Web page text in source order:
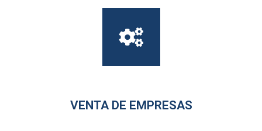
VENTA DE EMPRESAS